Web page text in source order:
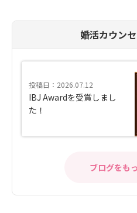
婚活カウン
投稿日：2026.07.12
IBJ Awardを受賞しまし
た！
ブログをも